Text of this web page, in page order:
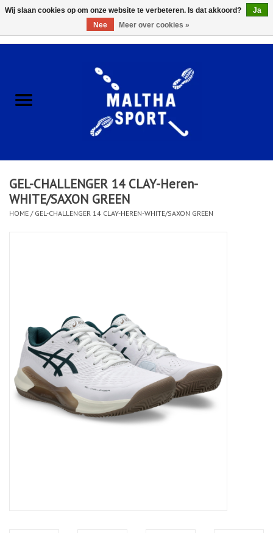
ACCESSOIRES/HARDWARE
KLEDING
CLUBSHOPS
Merken
GEL-CHALLENGER 14 CLAY-Heren-
WHITE/SAXON GREEN
HOME / GEL-CHALLENGER 14 CLAY-HEREN-WHITE/SAXON GREEN
Wij slaan cookies op om onze website te verbeteren. Is dat akkoord?
Ja
Nee
Meer over cookies »